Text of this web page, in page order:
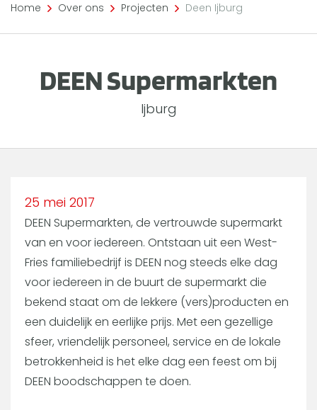
Home Over ons Projecten Deen Ijburg
DEEN Supermarkten
Ijburg
25 mei 2017
DEEN Supermarkten, de vertrouwde supermarkt
van en voor iedereen. Ontstaan uit een West-
Fries familiebedrijf is DEEN nog steeds elke dag
voor iedereen in de buurt de supermarkt die
bekend staat om de lekkere (vers)producten en
een duidelijk en eerlijke prijs. Met een gezellige
sfeer, vriendelijk personeel, service en de lokale
betrokkenheid is het elke dag een feest om bij
DEEN boodschappen te doen.